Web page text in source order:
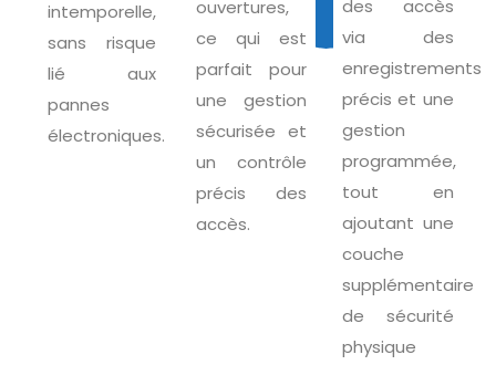
intemporelle,
sans risque
lié aux
pannes
électroniques.
ouvertures,
ce qui est
parfait pour
une gestion
sécurisée et
un contrôle
précis des
accès.
des accès
via des
enregistrements
précis et une
gestion
programmée,
tout en
ajoutant une
couche
supplémentaire
de sécurité
physique